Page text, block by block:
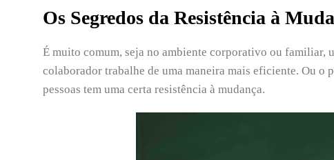
Os Segredos da Resistência à
É muito comum, seja no ambiente corporativo ou familiar,
colaborador trabalhe de uma maneira mais eficiente. Ou o
pessoas tem uma certa resistência à mudança.